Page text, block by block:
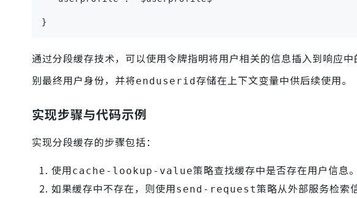
}
通过分段缓存技术，可以使用令牌指明将用户相关的信息插入到响应
别最终用户身份，并将enduserid存储在上下文变量中供后续使用。
实现步骤与代码示例
实现分段缓存的步骤包括：
使用cache-lookup-value策略查找缓存中是否存在用户信息。
如果缓存中不存在，则使用send-request策略从外部服务检索